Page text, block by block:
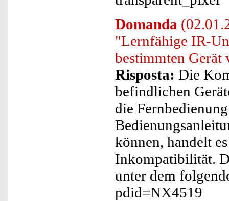
Domanda
"Lernfähige IR-
bestimmten Gerät
Risposta: Die
befindlichen
die
können, handelt
Inkompatibilität.
unter dem
pdid=NX4519